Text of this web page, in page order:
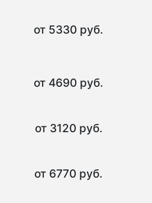
от 5330 руб.
от 4690 руб.
от 3120 руб.
от 6770 руб.